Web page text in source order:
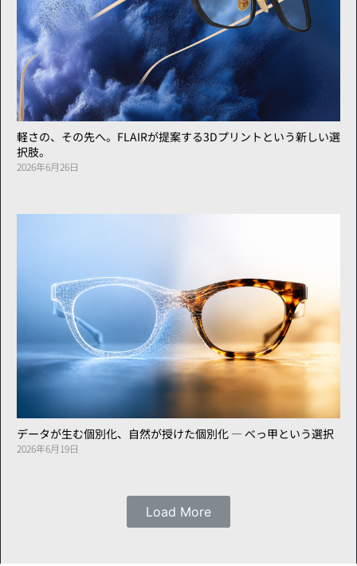
軽さの、その先へ。FLAIRが提案する3Dプリントという新しい選
択肢。
2026年6月26日
データが生む個別化、自然が授けた個別化 ― べっ甲という選択
2026年6月19日
Load More